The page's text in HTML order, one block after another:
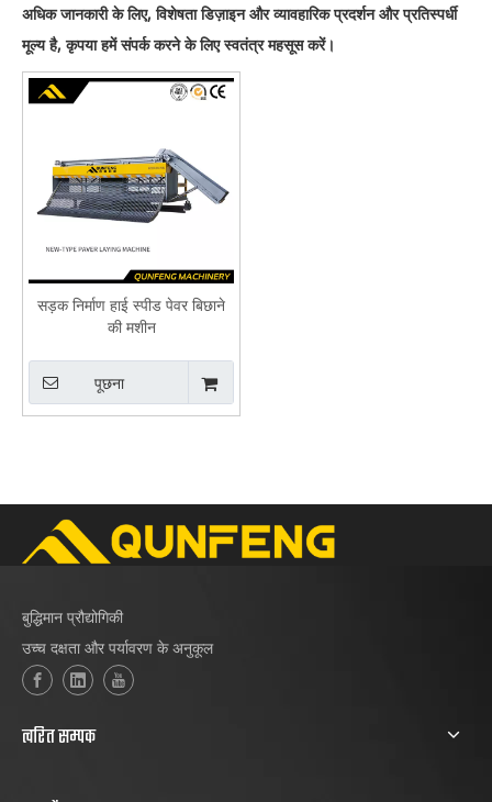
अधिक जानकारी के लिए, विशेषता डिज़ाइन और व्यावहारिक प्रदर्शन और प्रतिस्पर्धी
मूल्य है, कृपया हमें संपर्क करने के लिए स्वतंत्र महसूस करें।
सड़क निर्माण हाई स्पीड पेवर बिछाने
की मशीन
पूछना
बुद्धिमान प्रौद्योगिकी
उच्च दक्षता और पर्यावरण के अनुकूल
त्वरित सम्पक